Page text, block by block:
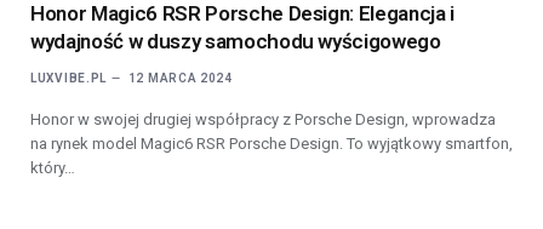
Honor Magic6 RSR Porsche Design: Elegancja i
wydajność w duszy samochodu wyścigowego
LUXVIBE.PL 12 MARCA 2024
Honor w swojej drugiej współpracy z Porsche Design, wprowadza
na rynek model Magic6 RSR Porsche Design. To wyjątkowy smartfon,
który…